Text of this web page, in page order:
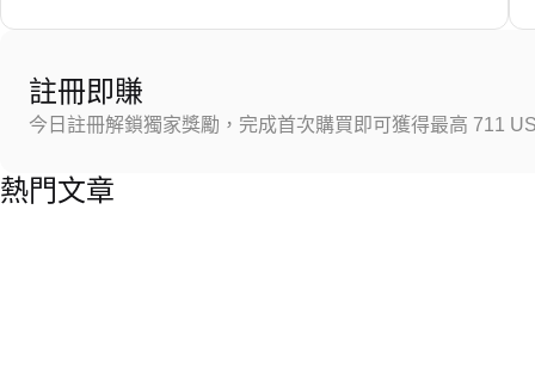
註冊即賺
今日註冊解鎖獨家獎勵，完成首次購買即可獲得最高 711
熱門文章